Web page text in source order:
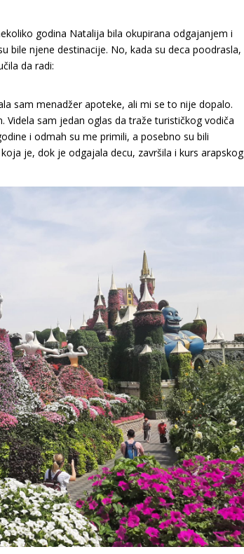
godina Natalija bila okupirana odgajanjem i
bile njene destinacije. No, kada su deca poodrasla,
da radi:
sam menadžer apoteke, ali mi se to nije dopalo.
sam jedan oglas da traže turističkog vodiča
i odmah su me primili, a posebno su bili
je, dok je odgajala decu, završila i kurs arapskog